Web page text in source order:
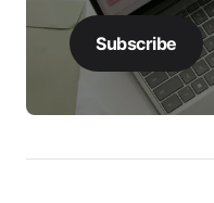
Subscribe